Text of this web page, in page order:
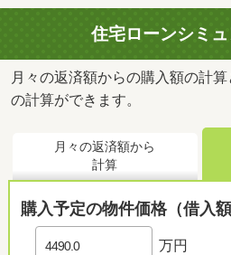
住宅ローンシミ
月々の返済額からの購入額の計
の計算ができます。
月々の返済額から
計算
購入予定の物件価格（借入額
万円